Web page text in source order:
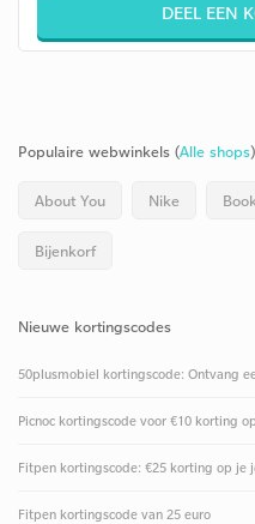
DEEL EEN
Populaire webwinkels (Alle shops)
About You Nike
Bijenkorf
Nieuwe kortingscodes
50plusmobiel kortingscode: Ontvang
Picnoc kortingscode voor €10 korting
Fitpen kortingscode: €25 korting op je
Fitpen kortingscode van 25 euro